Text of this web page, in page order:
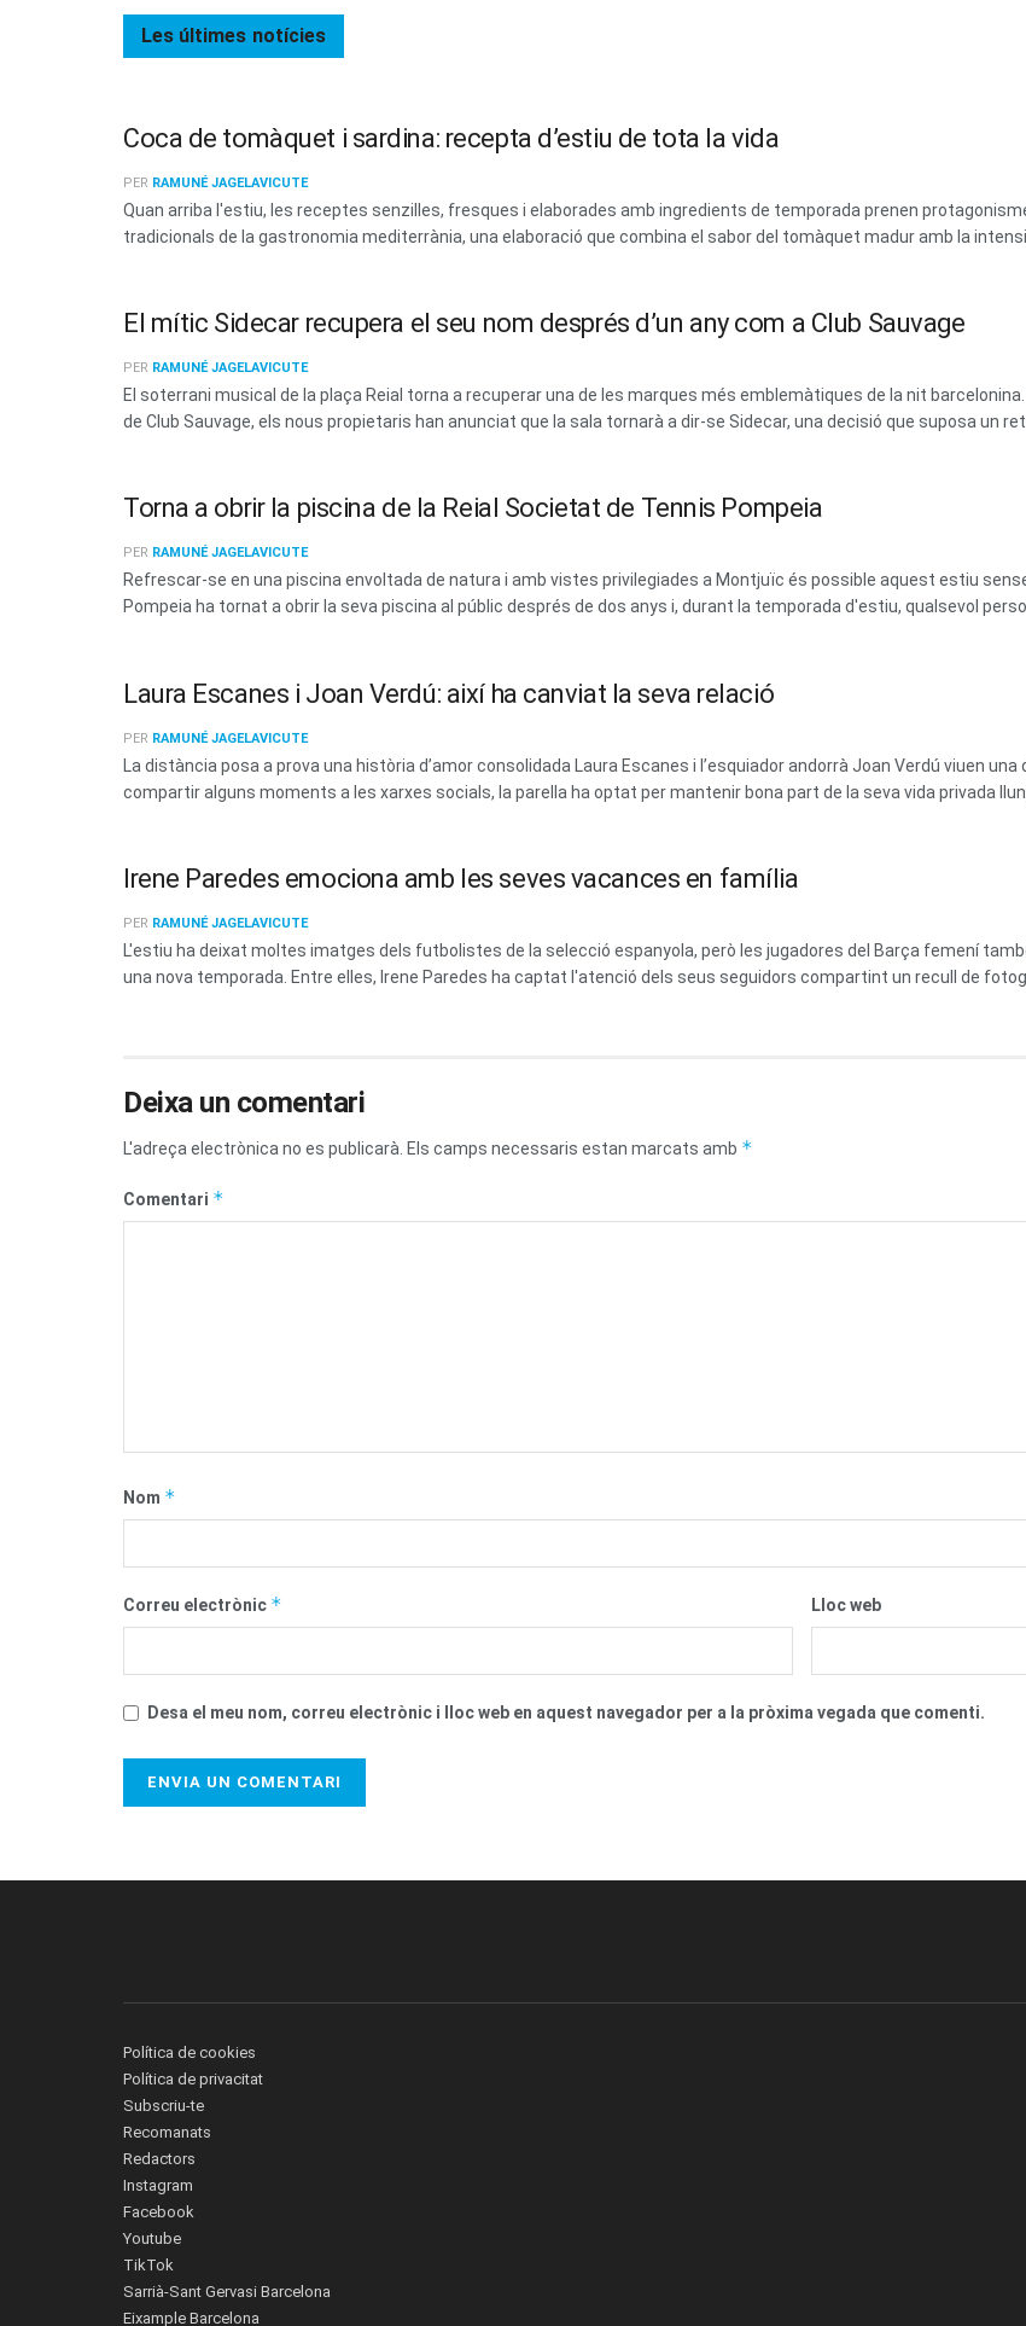
Les últimes notícies
Coca de tomàquet i sardina: recepta d’estiu de tota la vida
PER RAMUNÉ JAGELAVICUTE
Quan arriba l'estiu, les receptes senzilles, fresques i elaborades amb ingredients de temporada prenen
tradicionals de la gastronomia mediterrània, una elaboració que combina el sabor del tomàquet madur amb la
El mític Sidecar recupera el seu nom després d’un any com a Club Sauvage
PER RAMUNÉ JAGELAVICUTE
El soterrani musical de la plaça Reial torna a recuperar una de les marques més emblemàtiques de la nit
de Club Sauvage, els nous propietaris han anunciat que la sala tornarà a dir-se Sidecar, una decisió que suposa un
Torna a obrir la piscina de la Reial Societat de Tennis Pompeia
PER RAMUNÉ JAGELAVICUTE
Refrescar-se en una piscina envoltada de natura i amb vistes privilegiades a Montjuïc és possible aquest estiu
Pompeia ha tornat a obrir la seva piscina al públic després de dos anys i, durant la temporada d'estiu, qualsevol
Laura Escanes i Joan Verdú: així ha canviat la seva relació
PER RAMUNÉ JAGELAVICUTE
La distància posa a prova una història d’amor consolidada Laura Escanes i l’esquiador andorrà Joan Verdú viuen
compartir alguns moments a les xarxes socials, la parella ha optat per mantenir bona part de la seva vida privada lluny
Irene Paredes emociona amb les seves vacances en família
PER RAMUNÉ JAGELAVICUTE
L'estiu ha deixat moltes imatges dels futbolistes de la selecció espanyola, però les jugadores del Barça femení
una nova temporada. Entre elles, Irene Paredes ha captat l'atenció dels seus seguidors compartint un recull de
Deixa un comentari
L'adreça electrònica no es publicarà. Els camps necessaris estan marcats amb *
Comentari *
Nom *
Correu electrònic * Lloc web
Desa el meu nom, correu electrònic i lloc web en aquest navegador per a la pròxima vegada que comenti.
Política de cookies
Política de privacitat
Subscriu-te
Recomanats
Redactors
Instagram
Facebook
Youtube
TikTok
Sarrià-Sant Gervasi Barcelona
Eixample Barcelona